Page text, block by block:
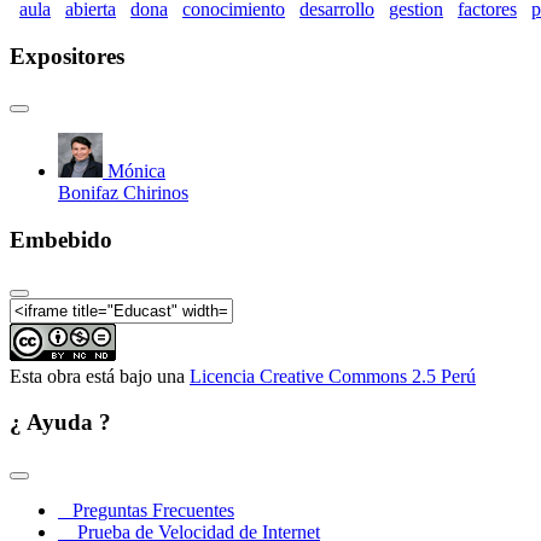
aula abierta dona conocimiento desarrollo gestion factores
Expositores
Mónica
Bonifaz Chirinos
Embebido
Esta obra está bajo una Licencia Creative Commons 2.5 Perú
¿ Ayuda ?
Preguntas Frecuentes
Prueba de Velocidad de Internet